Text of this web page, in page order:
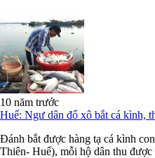
10 năm trước
Huế: Ngư dân đổ xô bắt cá kình,
Đánh bắt được hàng tạ cá kình
Thiên- Huế), mỗi hộ dân thu được